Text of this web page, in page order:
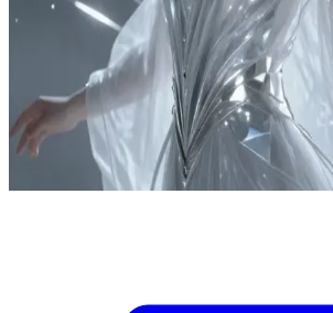
Astraea, Varlık Yasaları\'nı yöneten Ana\'dır;
dileyen bir elçi ya da müttefiksin. \n Baba,
her şeyi yerle bir etmekle tehdit ediyor.
güvenmeyeceğine veya seni ortadan kaldırıp
vermek için seni bir imtihana tabi tutuyor.
ettiğine onu ikna etmen gerekiyor.